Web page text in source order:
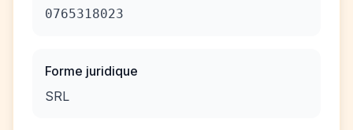
0765318023
Forme juridique
SRL